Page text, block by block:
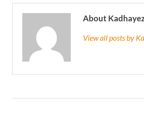
About
View all posts by